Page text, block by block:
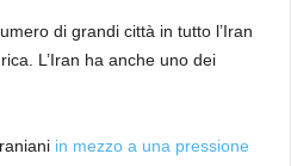
di grandi città in tutto l’Iran
L’Iran ha anche uno dei
in mezzo a una pressione